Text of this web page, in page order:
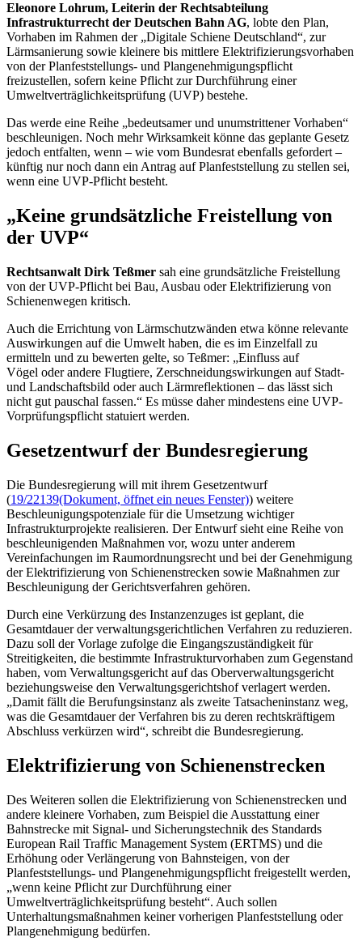
Eleonore Lohrum, Leiterin der Rechtsabteilung
Infrastrukturrecht der Deutschen Bahn AG, lobte den Plan,
Vorhaben im Rahmen der „Digitale Schiene Deutschland“, zur
Lärmsanierung sowie kleinere bis mittlere Elektrifizierungsvorhaben
von der Planfeststellungs- und Plangenehmigungspflicht
freizustellen, sofern keine Pflicht zur Durchführung einer
Umweltverträglichkeitsprüfung (UVP) bestehe.
Das werde eine Reihe „bedeutsamer und unumstrittener Vorhaben“
beschleunigen. Noch mehr Wirksamkeit könne das geplante Gesetz
jedoch entfalten, wenn – wie vom Bundesrat ebenfalls gefordert –
künftig nur noch dann ein Antrag auf Planfeststellung zu stellen sei,
wenn eine UVP-Pflicht besteht.
„Keine grundsätzliche Freistellung von
der UVP“
Rechtsanwalt Dirk Teßmer sah eine grundsätzliche Freistellung
von der UVP-Pflicht bei Bau, Ausbau oder Elektrifizierung von
Schienenwegen kritisch.
Auch die Errichtung von Lärmschutzwänden etwa könne relevante
Auswirkungen auf die Umwelt haben, die es im Einzelfall zu
ermitteln und zu bewerten gelte, so Teßmer: „Einfluss auf
Vögel oder andere Flugtiere, Zerschneidungswirkungen auf Stadt-
und Landschaftsbild oder auch Lärmreflektionen – das lässt sich
nicht gut pauschal fassen.“ Es müsse daher mindestens eine UVP-
Vorprüfungspflicht statuiert werden.
Gesetzentwurf der Bundesregierung
Die Bundesregierung will mit ihrem Gesetzentwurf
(19/22139(Dokument, öffnet ein neues Fenster)) weitere
Beschleunigungspotenziale für die Umsetzung wichtiger
Infrastrukturprojekte realisieren. Der Entwurf sieht eine Reihe von
beschleunigenden Maßnahmen vor, wozu unter anderem
Vereinfachungen im Raumordnungsrecht und bei der Genehmigung
der Elektrifizierung von Schienenstrecken sowie Maßnahmen zur
Beschleunigung der Gerichtsverfahren gehören.
Durch eine Verkürzung des Instanzenzuges ist geplant, die
Gesamtdauer der verwaltungsgerichtlichen Verfahren zu reduzieren.
Dazu soll der Vorlage zufolge die Eingangszuständigkeit für
Streitigkeiten, die bestimmte Infrastrukturvorhaben zum Gegenstand
haben, vom Verwaltungsgericht auf das Oberverwaltungsgericht
beziehungsweise den Verwaltungsgerichtshof verlagert werden.
„Damit fällt die Berufungsinstanz als zweite Tatsacheninstanz weg,
was die Gesamtdauer der Verfahren bis zu deren rechtskräftigem
Abschluss verkürzen wird“, schreibt die Bundesregierung.
Elektrifizierung von Schienenstrecken
Des Weiteren sollen die Elektrifizierung von Schienenstrecken und
andere kleinere Vorhaben, zum Beispiel die Ausstattung einer
Bahnstrecke mit Signal- und Sicherungstechnik des Standards
European Rail Traffic Management System (ERTMS) und die
Erhöhung oder Verlängerung von Bahnsteigen, von der
Planfeststellungs- und Plangenehmigungspflicht freigestellt werden,
„wenn keine Pflicht zur Durchführung einer
Umweltverträglichkeitsprüfung besteht“. Auch sollen
Unterhaltungsmaßnahmen keiner vorherigen Planfeststellung oder
Plangenehmigung bedürfen.